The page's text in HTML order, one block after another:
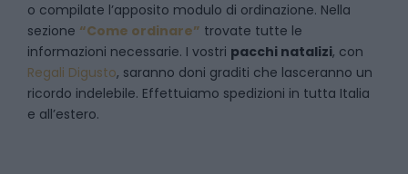
o compilate l’apposito modulo di ordinazione. Nella
sezione “Come ordinare” trovate tutte le
informazioni necessarie. I vostri pacchi natalizi, con
Regali Digusto, saranno doni graditi che lasceranno un
ricordo indelebile. Effettuiamo spedizioni in tutta Italia
e all’estero.